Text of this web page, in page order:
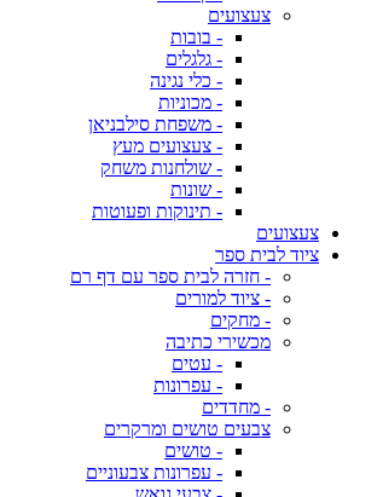
צעצועים
- בובות
- גלגלים
- כלי נגינה
- מכוניות
- משפחת סילבניאן
- צעצועים מעץ
- שולחנות משחק
- שונות
- תינוקות ופעוטות
צעצועים
ציוד לבית ספר
- חזרה לבית ספר עם דף רם
- ציוד למורים
- מחקים
מכשירי כתיבה
- עטים
- עפרונות
- מחדדים
צבעים טושים ומרקרים
- טושים
- עפרונות צבעוניים